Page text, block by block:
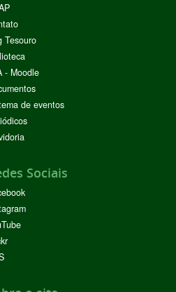
Tesouro
- Moodle
de eventos
Sociais